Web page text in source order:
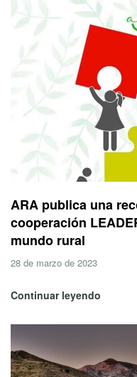
ARA publica una
cooperación
mundo rural
28 de marzo de 2023
Continuar leyendo